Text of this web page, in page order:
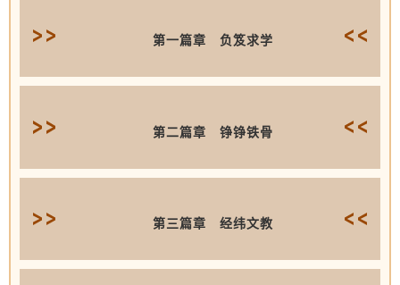
第一篇章 负笈求学
第二篇章 铮铮铁骨
第三篇章 经纬文教